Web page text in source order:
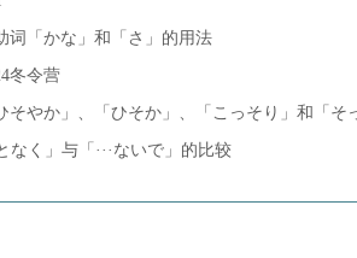
词「かな」和「さ」的用法
冬令营
そやか」、「ひそか」、「こっそり」和「そ
となく」与「···ないで」的比较